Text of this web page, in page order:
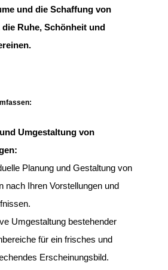
und die Schaffung von
Ruhe, Schönheit und
Umgestaltung von
Planung und Gestaltung von
nach Ihren Vorstellungen und
Umgestaltung bestehender
für ein frisches und
Erscheinungsbild.